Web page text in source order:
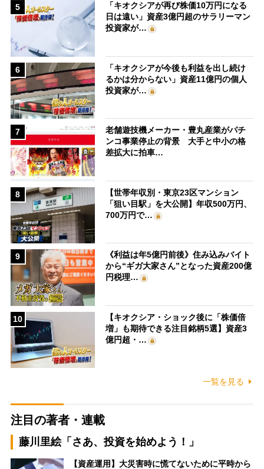
5
「キオクシアが再び株価10万円になる
日は遠い」資産3億円超のサラリーマン
投資家が…
6
「キオクシアが今後も利益を出し続け
るかは分からない」資産11億円の個人
投資家が…
7
老舗遊技機メーカー・豊丸産業がパチ
ンコ事業停止の背景 大手と中小の格
差拡大に拍車…
8
【世帯年収別・東京23区マンション
「狙い目駅」を大公開】年収500万円、
700万円で…
9
《利益は年5億円前後》住み込みバイト
から“ギガ大家さん”となった資産200億
円税理…
10
【キオクシア・ショック後に「株価倍
増」も期待できる注目銘柄5選】資産3
億円超・…
一覧を見る
注目の著者・連載
藤川里絵「さあ、投資を始めよう！」
【資産運用】大災害時に慌てないために平時から